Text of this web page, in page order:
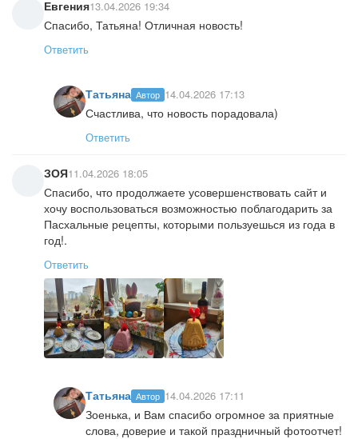
Евгения13.04.2026 19:34
Спасибо, Татьяна! Отличная новость!
Ответить
Татьяна Автор 14.04.2026 17:13
Счастлива, что новость порадовала)
Ответить
ЗОЯ11.04.2026 18:05
Спасибо, что продолжаете усовершенствовать сайт и
хочу воспользоваться возможностью поблагодарить за
Пасхальные рецепты, которыми пользуешься из года в
год!.
Ответить
Татьяна Автор 14.04.2026 17:11
Зоенька, и Вам спасибо огромное за приятные
слова, доверие и такой праздничный фотоотчет!